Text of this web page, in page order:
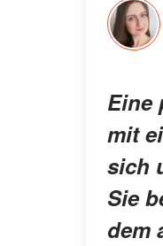
Eine
mit
sich
Sie
dem